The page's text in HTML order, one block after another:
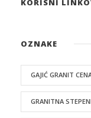
OZNAKE
GAJIĆ GRANIT
GRANITNA